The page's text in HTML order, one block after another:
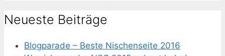
Neueste Beiträge
Blogparade – Beste Nischenseite 2016